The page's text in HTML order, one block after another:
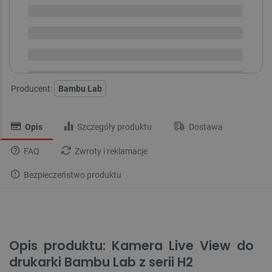
Producent: Bambu Lab
Opis Szczegóły produktu Dostawa
FAQ Zwroty i reklamacje
Bezpieczeństwo produktu
Opis produktu: Kamera Live View do
drukarki Bambu Lab z serii H2